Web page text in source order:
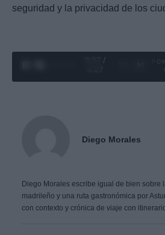
seguridad y la privacidad de los
0:29 /
Diego Morales
Diego Morales escribe igual de bien sobre
madrileño y una ruta gastronómica por
con contexto y crónica de viaje con